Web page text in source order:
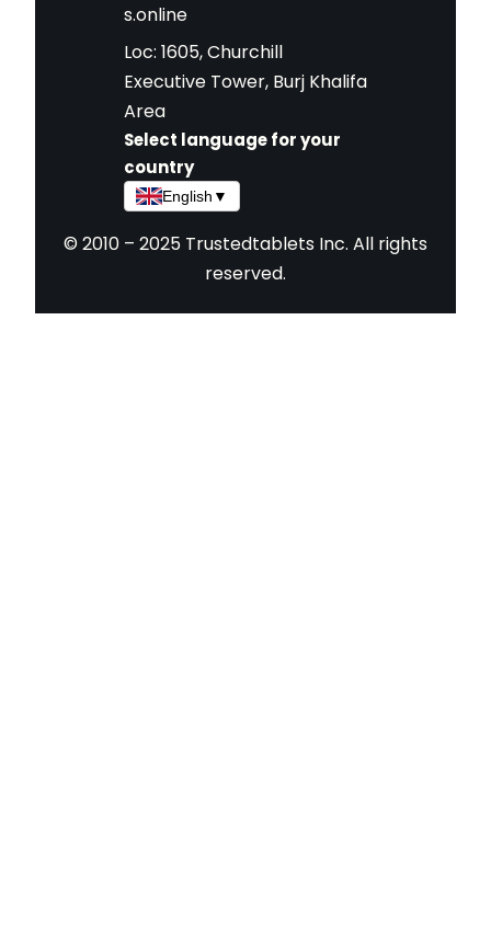
s.online
Loc: 1605, Churchill
Executive Tower, Burj Khalifa
Area
Select language for your
country
English ▼
© 2010 – 2025 Trustedtablets Inc. All rights
reserved.